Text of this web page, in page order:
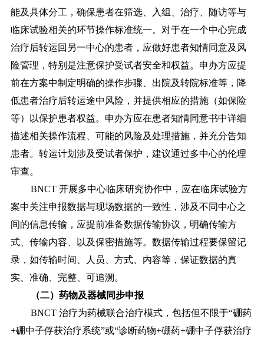
能及具体分工，确保患者在筛选、入组、治疗、随访等与
临床试验相关的环节操作标准统一。对于在一个中心完成
治疗后转运回另一中心的患者，应做好患者知情同意及风
险管理，特别是注意保护受试者安全和权益。申办方应提
前在方案中制定明确的操作步骤、出院及转院标准等，降
低患者治疗后转运途中风险，并提供相应的措施（如保险
等）以保护患者权益。申办方应在患者知情同意书中详细
描述相关操作流程、可能的风险及处理措施，并充分告知
患者。转运计划涉及受试者保护，建议通过多中心的伦理
审查。
BNCT 开展多中心临床研究协作中，应在临床试验方
案中关注申报数据与现场数据的一致性，涉及不同中心之
间的信息传输，应提前准备数据传输协议，明确传输方
式、传输内容、以及保密措施等。数据传输过程要保留记
录，如传输时间、人员、方式、内容等，保证数据的真
实、准确、完整、可追溯。
（二）药物及器械同步申报
BNCT 治疗为药械联合治疗模式，包括但不限于“硼药
+硼中子俘获治疗系统”或“诊断药物+硼药+硼中子俘获治疗